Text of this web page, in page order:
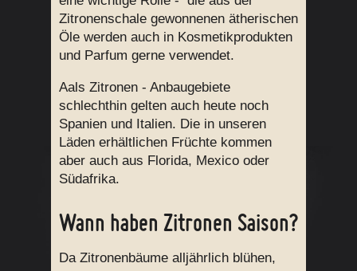
Zitronenschale gewonnenen ätherischen
Öle werden auch in Kosmetikprodukten
und Parfum gerne verwendet.
Aals Zitronen - Anbaugebiete
schlechthin gelten auch heute noch
Spanien und Italien. Die in unseren
Läden erhältlichen Früchte kommen
aber auch aus Florida, Mexico oder
Südafrika.
Wann haben Zitronen Saison?
Da Zitronenbäume alljährlich blühen,